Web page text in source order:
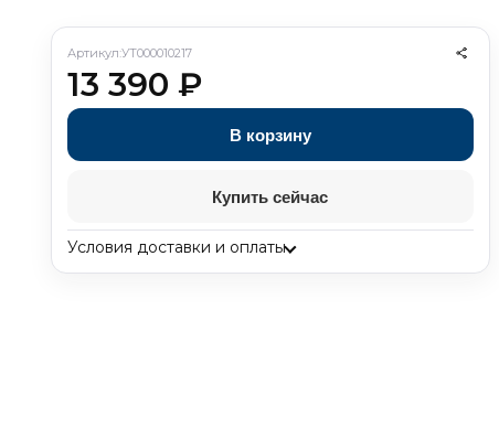
Артикул:УТ000010217
13 390 ₽
В корзину
Купить сейчас
Условия доставки и оплаты